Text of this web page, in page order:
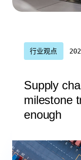
行业观点
Supply
milestone
enough